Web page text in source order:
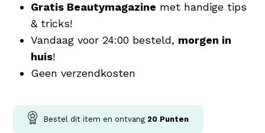
Gratis Beautymagazine met handige tips
& tricks!
Vandaag voor 24:00 besteld, morgen in
huis!
Geen verzendkosten
Bestel dit item en ontvang 20 Punten